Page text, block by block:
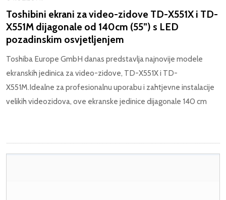
Toshibini ekrani za video-zidove TD-X551X i TD-
X551M dijagonale od 140cm (55”) s LED
pozadinskim osvjetljenjem
Toshiba Europe GmbH danas predstavlja najnovije modele
ekranskih jedinica za video-zidove, TD-X551X i TD-
X551M.Idealne za profesionalnu uporabu i zahtjevne instalacije
velikih videozidova, ove ekranske jedinice dijagonale 140 cm